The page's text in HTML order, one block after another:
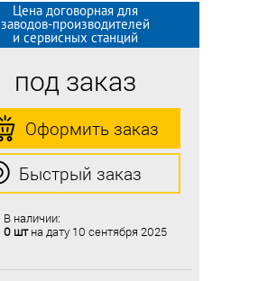
Цена договорная для
заводов-производителей
и сервисных станций
под заказ
Оформить заказ
Быстрый заказ
В наличии:
0 штна дату 10 сентября 2025
Цена договорная для
заводов-производителей
и сервисных станций
под заказ
Оформить заказ
Быстрый заказ
В наличии:
0 штна дату 10 сентября 2025